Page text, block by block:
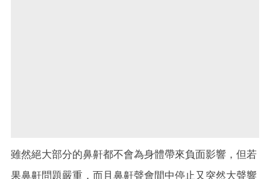
雖然絕大部分的鼻鼾都不會為身體帶來負面影響，但若
果鼻鼾問題嚴重，而且鼻鼾聲會間中停止又突然大聲響